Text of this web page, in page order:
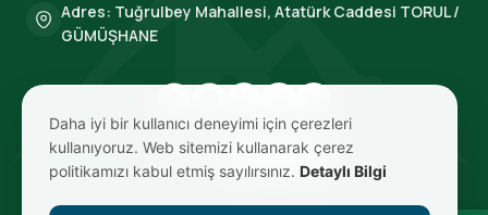
Adres: Tuğrulbey Mahallesi, Atatürk Caddesi TORUL /
GÜMÜŞHANE
BIZE ULAŞIN
Daha iyi bir kullanıcı deneyimi için çerezleri
kullanıyoruz. Web sitemizi kullanarak çerez
politikamızı kabul etmiş sayılırsınız. Detaylı Bilgi